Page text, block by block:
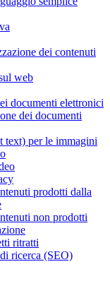
dei contenuti
web
documenti elettronici
dei documenti
text) per le immagini
prodotti dalla
non prodotti
ritratti
ricerca (SEO)